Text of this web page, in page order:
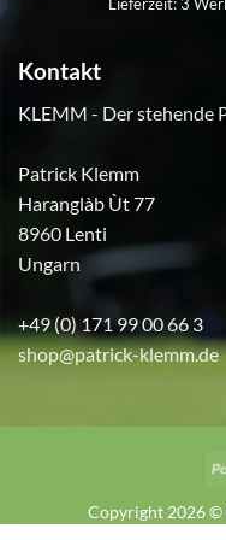
Kontakt
KLEMM - Der stehende
Patrick Klemm
Haranglàb Ùt 77
8960 Lenti
Ungarn
+49 (0) 171 99 00 66 3
shop@patrick-klemm.de
Copyright 2026 ©